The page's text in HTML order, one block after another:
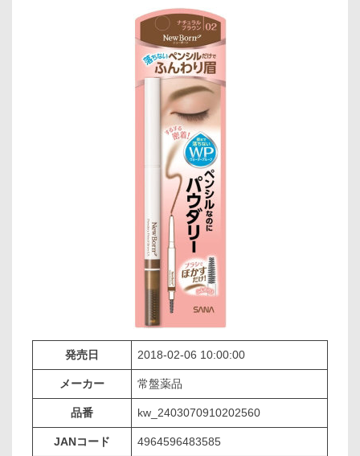
発売日 2018-02-06 10:00:00
メーカー 常盤薬品
品番 kw_2403070910202560
JANコード 4964596483585